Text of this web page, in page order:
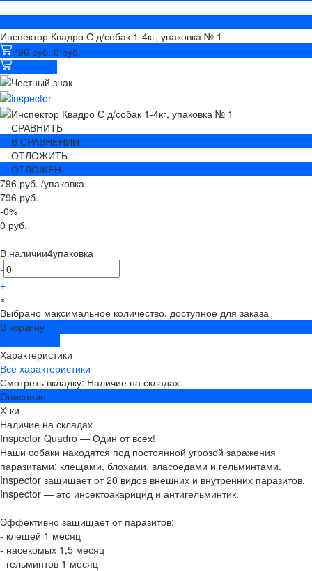
Инспектор Квадро С д/собак 1-4кг, упаковка № 1
796 руб. 0 руб.
СРАВНИТЬ
В СРАВНЕНИИ
ОТЛОЖИТЬ
ОТЛОЖЕН
796 руб. /упаковка
796 руб.
-0%
0 руб.
В наличии4упаковка
-
+
×
Выбрано максимальное количество, доступное для заказа
В корзину
Характеристики
Все характеристики
Смотреть вкладку: Наличие на складах
Описание
Х-ки
Наличие на складах
Inspector Quadro — Один от всех!
Наши cобаки находятся под постоянной угрозой заражения
паразитами: клещами, блохами, власоедами и гельминтами.
Inspector защищает от 20 видов внешних и внутренних паразитов.
Inspector — это инсектоакарицид и антигельминтик.
Эффективно защищает от паразитов:
- клещей 1 месяц
- насекомых 1,5 месяц
- гельминтов 1 месяц